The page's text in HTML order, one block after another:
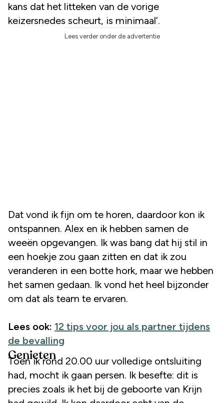
kans dat het litteken van de vorige
keizersnedes scheurt, is minimaal’.
Lees verder onder de advertentie
Dat vond ik fijn om te horen, daardoor kon ik
ontspannen. Alex en ik hebben samen de
weeën opgevangen. Ik was bang dat hij stil in
een hoekje zou gaan zitten en dat ik zou
veranderen in een botte hork, maar we hebben
het samen gedaan. Ik vond het heel bijzonder
om dat als team te ervaren.
Lees ook: 12 tips voor jou als partner tijdens
de bevalling
Genieten
Toen ik rond 20.00 uur volledige ontsluiting
had, mocht ik gaan persen. Ik besefte: dit is
precies zoals ik het bij de geboorte van Krijn